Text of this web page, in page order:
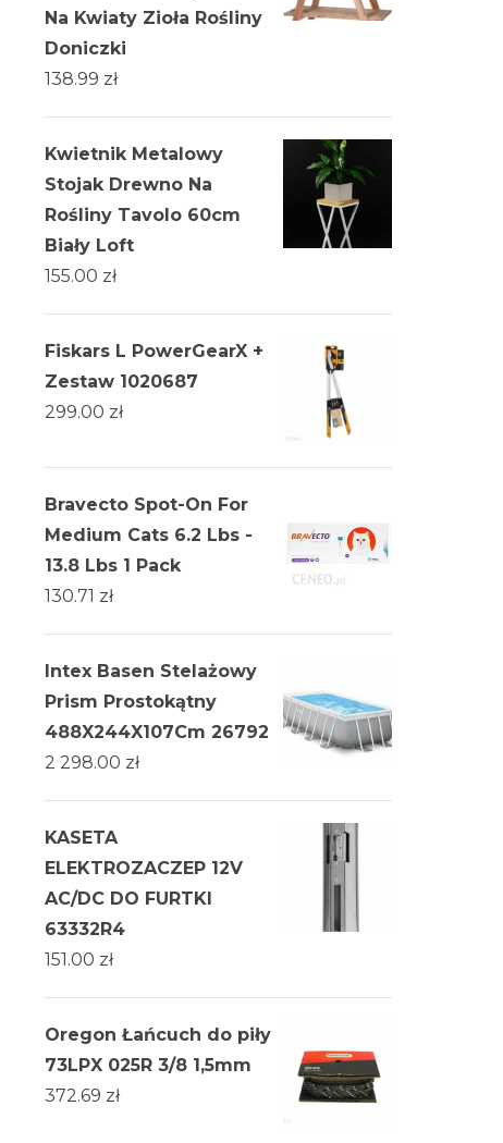
Na Kwiaty Zioła Rośliny
Doniczki
138.99 zł
Kwietnik Metalowy
Stojak Drewno Na
Rośliny Tavolo 60cm
Biały Loft
155.00 zł
Fiskars L PowerGearX +
Zestaw 1020687
299.00 zł
Bravecto Spot-On For
Medium Cats 6.2 Lbs -
13.8 Lbs 1 Pack
130.71 zł
Intex Basen Stelażowy
Prism Prostokątny
488X244X107Cm 26792
2 298.00 zł
KASETA
ELEKTROZACZEP 12V
AC/DC DO FURTKI
63332R4
151.00 zł
Oregon Łańcuch do piły
73LPX 025R 3/8 1,5mm
372.69 zł